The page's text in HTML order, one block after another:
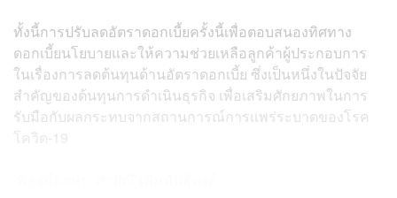
ทั้งนี้การปรับลดอัตราดอกเบี้ยครั้งนี้เพื่อตอบสนองทิศทาง
ดอกเบี้ยนโยบายและให้ความช่วยเหลือลูกค้าผู้ประกอบการ
ในเรื่องการลดต้นทุนด้านอัตราดอกเบี้ย ซึ่งเป็นหนึ่งในปัจจัย
สำคัญของต้นทุนการดำเนินธุรกิจ เพื่อเสริมศักยภาพในการ
รับมือกับผลกระทบจากสถานการณ์การแพร่ระบาดของโรค
โควิด-19